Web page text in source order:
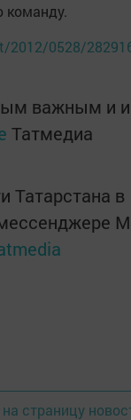
команду.
2012/0528/
важным и
Татмедиа
Татарстана в
страницу